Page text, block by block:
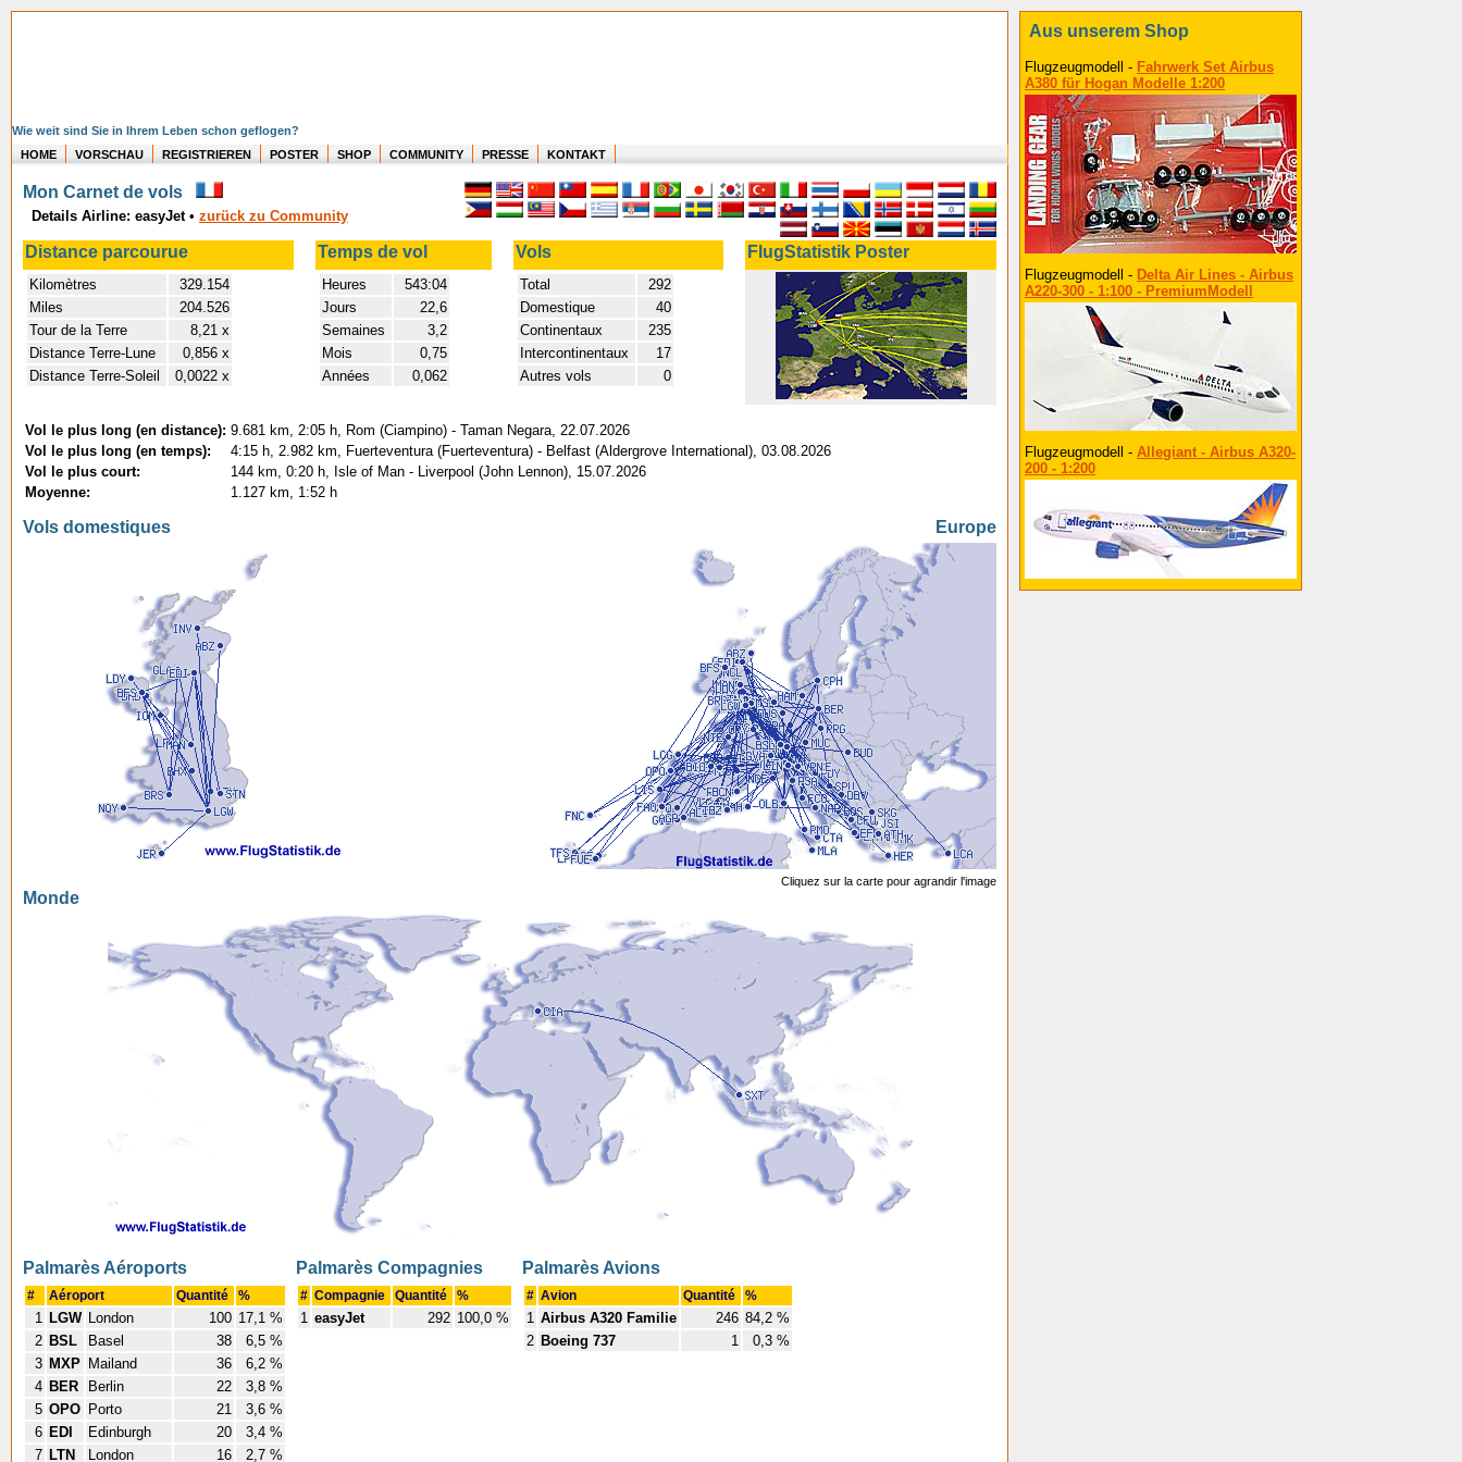
Wie weit sind Sie in Ihrem Leben schon geflogen?
HOME
VORSCHAU REGISTRIEREN POSTER SHOP COMMUNITY PRESSE KONTAKT
Mon Carnet de vols
Details Airline: easyJet• zurück zu Community
Distance parcourue Temps de vol Vols FlugStatistik Poster
Kilomètres
329.154
Miles
204.526
Tour de la Terre
8,21 x
Distance Terre-Lune
0,856 x
Distance Terre-Soleil
0,0022 x
Heures
543:04
Jours
22,6
Semaines
3,2
Mois
0,75
Années
0,062
Total
292
Domestique
40
Continentaux
235
Intercontinentaux
17
Autres vols
0
Vol le plus long (en distance): 9.681 km, 2:05 h, Rom (Ciampino) - Taman Negara, 22.07.2026
Vol le plus long (en temps):
4:15 h, 2.982 km, Fuerteventura (Fuerteventura) - Belfast (Aldergrove International), 03.08.2026
Vol le plus court:
144 km, 0:20 h, Isle of Man - Liverpool (John Lennon), 15.07.2026
Moyenne:
1.127 km, 1:52 h
Vols domestiques Europe
Cliquez sur la carte pour agrandir l'image
Monde
Palmarès Aéroports
# Aéroport Quantité %
1 LGW London 100 17,1 %
2 BSL Basel 38
6,5 %
3 MXP Mailand 36
6,2 %
4 BER Berlin 22
3,8 %
5 OPO Porto 21
3,6 %
6 EDI Edinburgh 20
3,4 %
7 LTN London 16 2,7 %
Palmarès Compagnies
# Compagnie Quantité %
1 easyJet 292 100,0 %
Palmarès Avions
# Avion Quantité %
1 Airbus A320 Familie 246 84,2 %
2 Boeing 737 1 0,3 %
Aus unserem Shop
Flugzeugmodell - Fahrwerk Set Airbus
A380 für Hogan Modelle 1:200
Flugzeugmodell - Delta Air Lines - Airbus
A220-300 - 1:100 - PremiumModell
Flugzeugmodell - Allegiant - Airbus A320-
200 - 1:200